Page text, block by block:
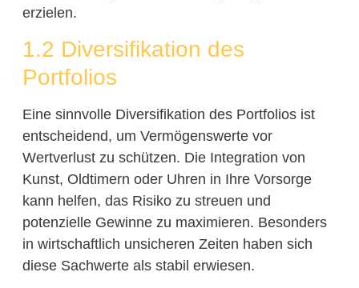
erzielen.
1.2 Diversifikation des
Portfolios
Eine sinnvolle Diversifikation des Portfolios ist
entscheidend, um Vermögenswerte vor
Wertverlust zu schützen. Die Integration von
Kunst, Oldtimern oder Uhren in Ihre Vorsorge
kann helfen, das Risiko zu streuen und
potenzielle Gewinne zu maximieren. Besonders
in wirtschaftlich unsicheren Zeiten haben sich
diese Sachwerte als stabil erwiesen.